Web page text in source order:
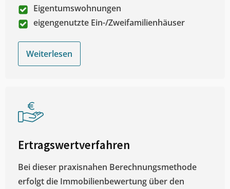
Eigentumswohnungen
eigengenutzte Ein-/Zweifamilienhäuser
Weiterlesen
Ertragswertverfahren
Bei dieser praxisnahen Berechnungsmethode
erfolgt die Immobilienbewertung über den